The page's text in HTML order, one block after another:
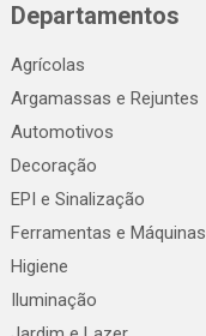
Departamentos
Agrícolas
Argamassas e Rejuntes
Automotivos
Decoração
EPI e Sinalização
Ferramentas e Máquinas
Higiene
Iluminação